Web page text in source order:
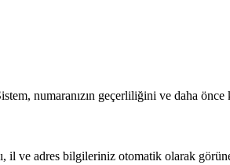
numaranızın geçerliliğini ve daha önce
il ve adres bilgileriniz otomatik olarak